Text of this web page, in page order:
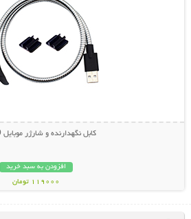
کابل نگهدارنده و شارژر موبایل HAND
افزودن به سبد خرید
119000 تومان